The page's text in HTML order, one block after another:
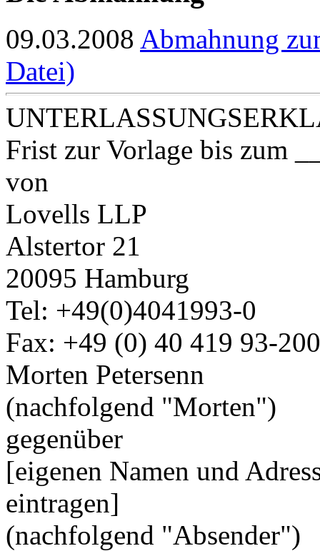
09.03.2008 Abmahnung
Datei)
Frist zur Vorlage bis zum
von
Lovells LLP
Alstertor 21
20095 Hamburg
Tel: +49(0)4041993-0
Fax: +49 (0) 40 419 93-200
Morten Petersenn
(nachfolgend "Morten")
gegenüber
[eigenen Namen und
eintragen]
(nachfolgend "Absender")